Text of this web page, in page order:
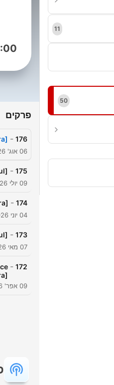
11
50
פרקים
176
-
06 אוג' 2026
175
-
09 יולי 2026
174
-
04 יוני 2026
173
-
07 מאי 2026
172
-
09 אפר' 2026